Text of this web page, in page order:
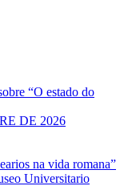
“O estado do
DE 2026
na vida romana”
Universitario